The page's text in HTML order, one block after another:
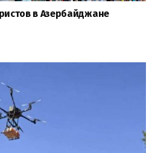
в Азербайджане